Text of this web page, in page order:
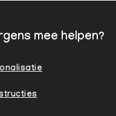
mee helpen?